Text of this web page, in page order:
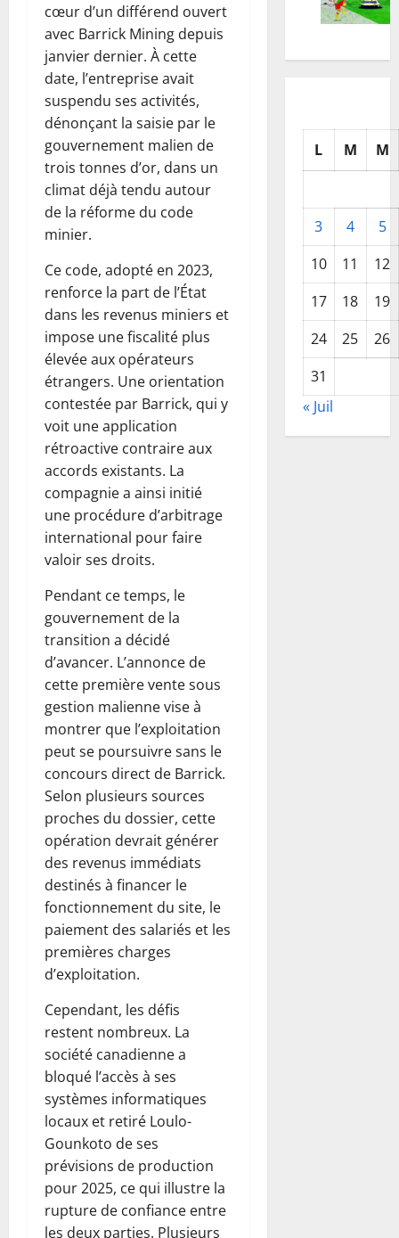
cœur d’un différend ouvert
avec Barrick Mining depuis
janvier dernier. À cette
date, l’entreprise avait
suspendu ses activités,
dénonçant la saisie par le
gouvernement malien de
trois tonnes d’or, dans un
climat déjà tendu autour
de la réforme du code
minier.
Ce code, adopté en 2023,
renforce la part de l’État
dans les revenus miniers et
impose une fiscalité plus
élevée aux opérateurs
étrangers. Une orientation
contestée par Barrick, qui y
voit une application
rétroactive contraire aux
accords existants. La
compagnie a ainsi initié
une procédure d’arbitrage
international pour faire
valoir ses droits.
Pendant ce temps, le
gouvernement de la
transition a décidé
d’avancer. L’annonce de
cette première vente sous
gestion malienne vise à
montrer que l’exploitation
peut se poursuivre sans le
concours direct de Barrick.
Selon plusieurs sources
proches du dossier, cette
opération devrait générer
des revenus immédiats
destinés à financer le
fonctionnement du site, le
paiement des salariés et les
premières charges
d’exploitation.
Cependant, les défis
restent nombreux. La
société canadienne a
bloqué l’accès à ses
systèmes informatiques
locaux et retiré Loulo-
Gounkoto de ses
prévisions de production
pour 2025, ce qui illustre la
rupture de confiance entre
les deux parties. Plusieurs
L M M
3 4
5
10
11
12
17
18
19
24
25
26
31
« Juil